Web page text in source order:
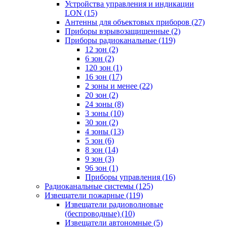
Устройства управления и индикации
LON (15)
Антенны для объектовых приборов (27)
Приборы взрывозащищенные (2)
Приборы радиоканальные (119)
12 зон (2)
6 зон (2)
120 зон (1)
16 зон (17)
2 зоны и менее (22)
20 зон (2)
24 зоны (8)
3 зоны (10)
30 зон (2)
4 зоны (13)
5 зон (6)
8 зон (14)
9 зон (3)
96 зон (1)
Приборы управления (16)
Радиоканальные системы (125)
Извещатели пожарные (119)
Извещатели радиоволновые
(беспроводные) (10)
Извещатели автономные (5)